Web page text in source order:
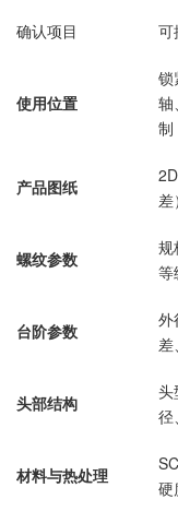
确认项目 可
使用位置
锁
轴
制
产品图纸
螺纹参数
规
等
台阶参数
外
头部结构
头
径
材料与热处理
硬